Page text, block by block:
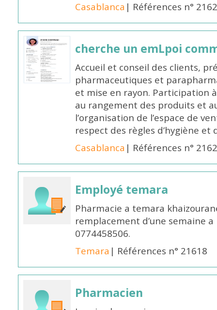
Casablanca | Références n°
cherche un emLpoi
Accueil et conseil des clients,
pharmaceutiques et
et mise en rayon. Participation
au rangement des produits et
l’organisation de l’espace de
respect des règles d’hygiène et
Casablanca | Références n°
Employé temara
Pharmacie a temara
remplacement d’une semaine
0774458506.
Temara | Références n° 21618
Pharmacien